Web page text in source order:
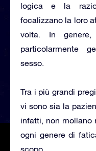
logica e la
focalizzano la loro
volta. In
particolarmente
sesso.
Tra i più grandi
vi sono sia la
infatti, non mollano
ogni genere di
scopo.